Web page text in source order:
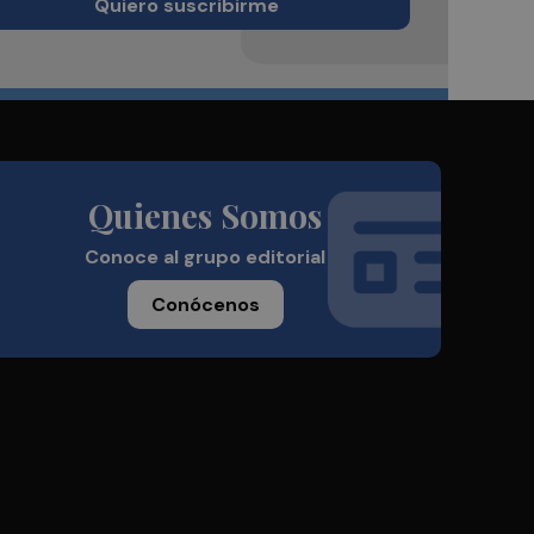
Quienes Somos
Conoce al grupo editorial
Conócenos